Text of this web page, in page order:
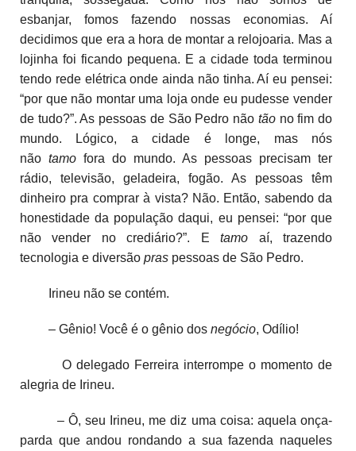
esbanjar, fomos fazendo nossas economias. Aí
decidimos que era a hora de montar a relojoaria. Mas a
lojinha foi ficando pequena. E a cidade toda terminou
tendo rede elétrica onde ainda não tinha. Aí eu pensei:
“por que não montar uma loja onde eu pudesse vender
de tudo?”. As pessoas de São Pedro não tãono fim do
mundo. Lógico, a cidade é longe, mas nós
não tamo fora do mundo. As pessoas precisam ter
rádio, televisão, geladeira, fogão. As pessoas têm
dinheiro pra comprar à vista? Não. Então, sabendo da
honestidade da população daqui, eu pensei: “por que
não vender no crediário?”. Etamo aí, trazendo
tecnologia e diversão pras pessoas de São Pedro.
Irineu não se contém.
– Gênio! Você é o gênio dos negócio, Odílio!
O delegado Ferreira interrompe o momento de
alegria de Irineu.
– Ô, seu Irineu, me diz uma coisa: aquela onça-
parda que andou rondando a sua fazenda naqueles